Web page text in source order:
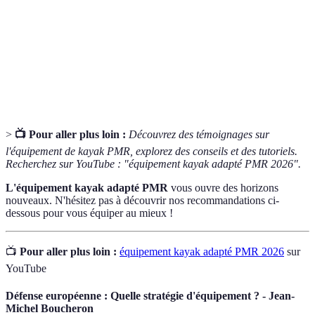
> 📺 Pour aller plus loin : Découvrez des témoignages sur
l'équipement de kayak PMR, explorez des conseils et des tutoriels.
Recherchez sur YouTube : "équipement kayak adapté PMR 2026".
L'équipement kayak adapté PMR vous ouvre des horizons
nouveaux. N'hésitez pas à découvrir nos recommandations ci-
dessous pour vous équiper au mieux !
📺 Pour aller plus loin : équipement kayak adapté PMR 2026 sur
YouTube
Défense européenne : Quelle stratégie d'équipement ? - Jean-
Michel Boucheron